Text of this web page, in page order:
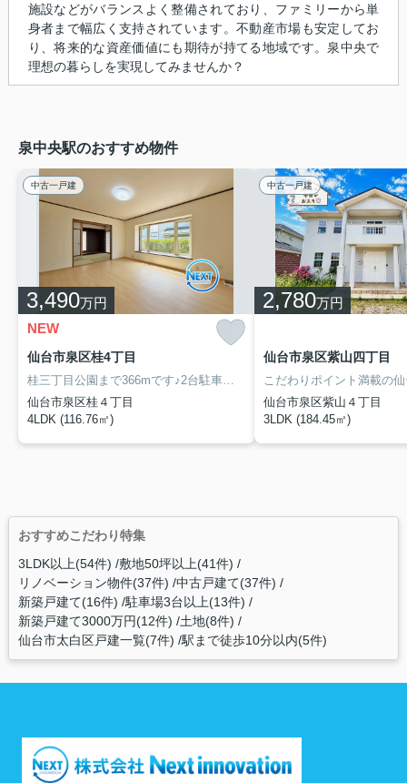
施設などがバランスよく整備されており、ファミリーから単
身者まで幅広く支持されています。不動産市場も安定してお
り、将来的な資産価値にも期待が持てる地域です。泉中央で
理想の暮らしを実現してみませんか？
泉中央駅のおすすめ物件
中古一戸建
3,490万円
NEW
仙台市泉区桂4丁目
仙台市泉区桂４丁目
4LDK (116.76㎡)
中古一戸建
2,780万円
仙台市泉区紫山四丁目
仙台市泉区紫山４丁目
3LDK (184.45㎡)
おすすめこだわり特集
3LDK以上(54件) 敷地50坪以上(41件)
リノベーション物件(37件) 中古戸建て(37件)
新築戸建て(16件) 駐車場3台以上(13件)
新築戸建て3000万円(12件) 土地(8件)
仙台市太白区戸建一覧(7件) 駅まで徒歩10分以内(5件)